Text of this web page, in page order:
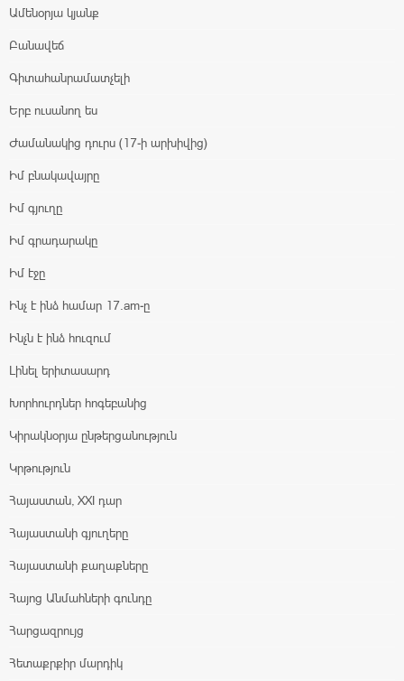
Ամենօրյա կյանք
Բանավեճ
Գիտահանրամատչելի
Երբ ուսանող ես
Ժամանակից դուրս (17-ի արխիվից)
Իմ բնակավայրը
Իմ գյուղը
Իմ գրադարակը
Իմ էջը
Ինչ է ինձ համար 17.am-ը
Ինչն է ինձ հուզում
Լինել երիտասարդ
Խորհուրդներ հոգեբանից
Կիրակնօրյա ընթերցանություն
Կրթություն
Հայաստան, XXI դար
Հայաստանի գյուղերը
Հայաստանի քաղաքները
Հայոց Անմահների գունդը
Հարցազրույց
Հետաքրքիր մարդիկ